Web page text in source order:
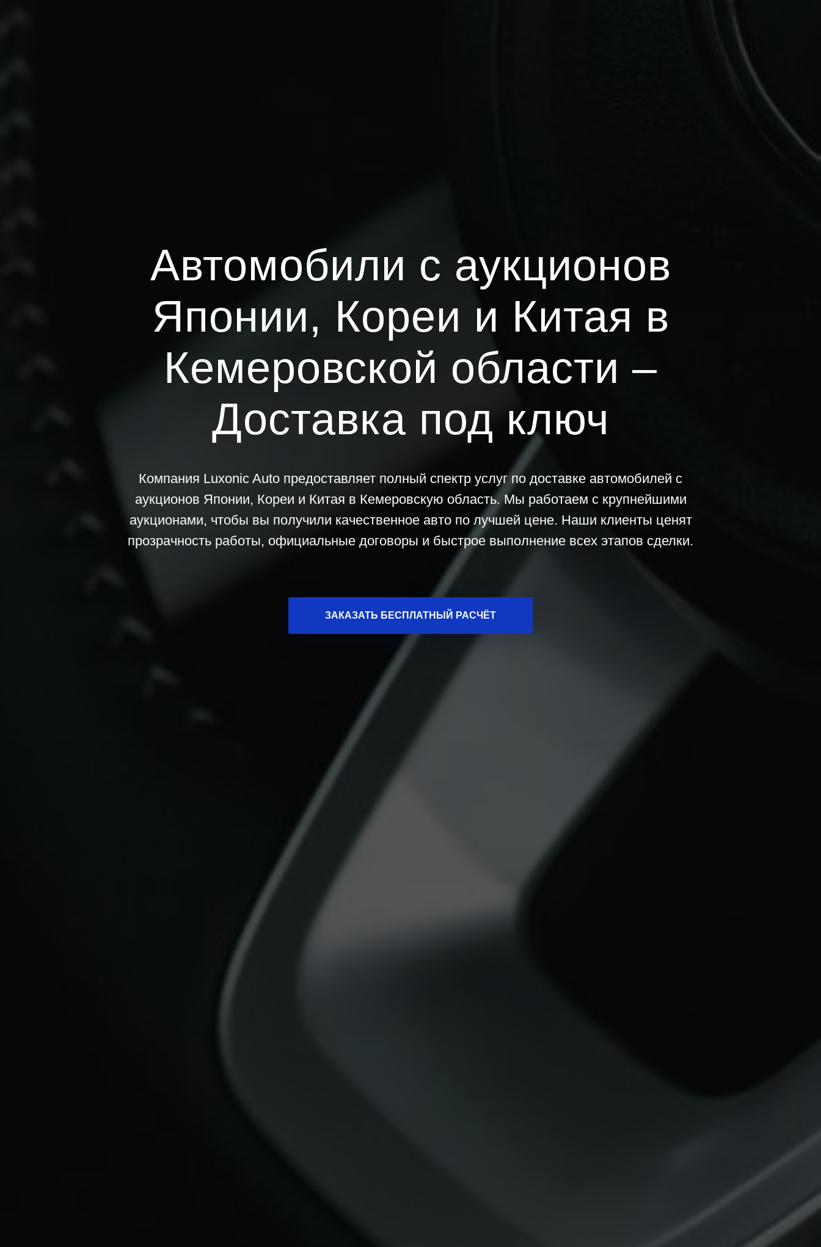
Автомобили с аукционов
Японии, Кореи и Китая в
Кемеровской области –
Доставка под ключ
Компания Luxonic Auto предоставляет полный спектр услуг по доставке автомобилей с
аукционов Японии, Кореи и Китая в Кемеровскую область. Мы работаем с крупнейшими
аукционами, чтобы вы получили качественное авто по лучшей цене. Наши клиенты ценят
прозрачность работы, официальные договоры и быстрое выполнение всех этапов сделки.
ЗАКАЗАТЬ БЕСПЛАТНЫЙ РАСЧЁТ